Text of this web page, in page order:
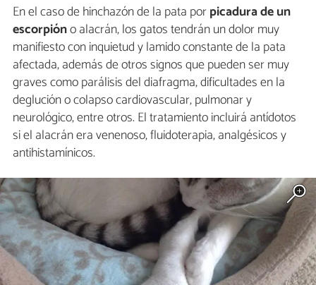
En el caso de hinchazón de la pata porpicadura de un
escorpióno alacrán, los gatos tendrán un dolor muy
manifiesto con inquietud y lamido constante de la pata
afectada, además de otros signos que pueden ser muy
graves como parálisis del diafragma, dificultades en la
deglución o colapso cardiovascular, pulmonar y
neurológico, entre otros. El tratamiento incluirá antídotos
si el alacrán era venenoso, fluidoterapia, analgésicos y
antihistamínicos.